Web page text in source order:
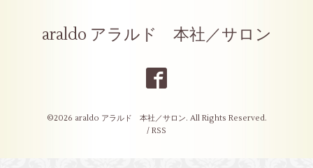
araldo アラルド 本社／サロン
©2026 araldo アラルド 本社／サロン. All Rights Reserved.
/ RSS